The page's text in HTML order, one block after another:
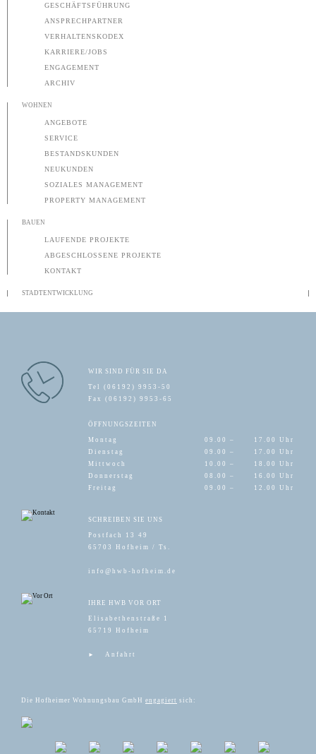
GESCHÄFTSFÜHRUNG
ANSPRECHPARTNER
VERHALTENSKODEX
KARRIERE/JOBS
ENGAGEMENT
ARCHIV
WOHNEN
ANGEBOTE
SERVICE
BESTANDSKUNDEN
NEUKUNDEN
SOZIALES MANAGEMENT
PROPERTY MANAGEMENT
BAUEN
LAUFENDE PROJEKTE
ABGESCHLOSSENE PROJEKTE
KONTAKT
STADTENTWICKLUNG
WIR SIND FÜR SIE DA
Tel (06192) 9953-50
Fax (06192) 9953-65
ÖFFNUNGSZEITEN
Montag 09.00 –
17.00 Uhr
Dienstag
09.00 –
17.00 Uhr
Mittwoch
10.00 –
18.00 Uhr
Donnerstag
08.00 –
16.00 Uhr
Freitag
09.00 – 12.00 Uhr
SCHREIBEN SIE UNS
Postfach 13 49
65703 Hofheim / Ts.
info@hwb-hofheim.de
IHRE HWB VOR ORT
Elisabethenstraße 1
65719 Hofheim
Anfahrt
Die Hofheimer Wohnungsbau GmbH engagiert sich: